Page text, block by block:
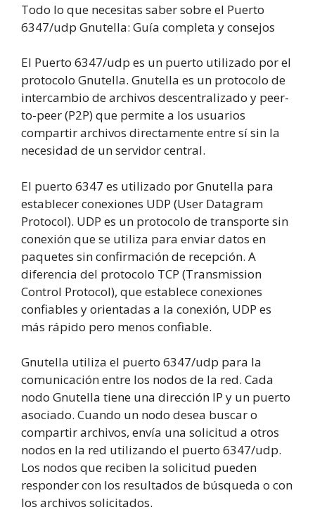
Todo lo que necesitas saber sobre el Puerto
6347/udp Gnutella: Guía completa y consejos
El Puerto 6347/udp es un puerto utilizado por el
protocolo Gnutella. Gnutella es un protocolo de
intercambio de archivos descentralizado y peer-
to-peer (P2P) que permite a los usuarios
compartir archivos directamente entre sí sin la
necesidad de un servidor central.
El puerto 6347 es utilizado por Gnutella para
establecer conexiones UDP (User Datagram
Protocol). UDP es un protocolo de transporte sin
conexión que se utiliza para enviar datos en
paquetes sin confirmación de recepción. A
diferencia del protocolo TCP (Transmission
Control Protocol), que establece conexiones
confiables y orientadas a la conexión, UDP es
más rápido pero menos confiable.
Gnutella utiliza el puerto 6347/udp para la
comunicación entre los nodos de la red. Cada
nodo Gnutella tiene una dirección IP y un puerto
asociado. Cuando un nodo desea buscar o
compartir archivos, envía una solicitud a otros
nodos en la red utilizando el puerto 6347/udp.
Los nodos que reciben la solicitud pueden
responder con los resultados de búsqueda o con
los archivos solicitados.